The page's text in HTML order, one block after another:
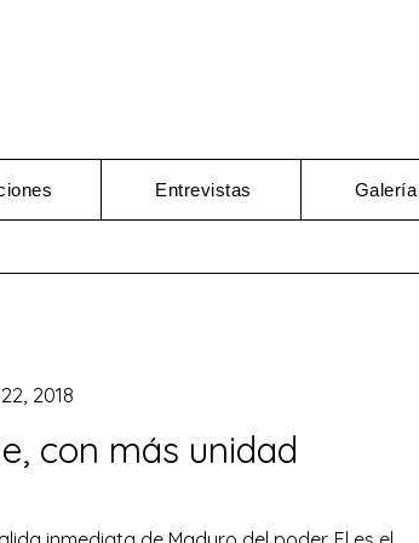
Entrevistas Galería
con más unidad
2018